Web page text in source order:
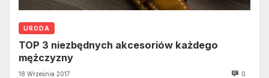
URODA
TOP 3 niezbędnych akcesoriów każdego
mężczyzny
18 Września 2017 0